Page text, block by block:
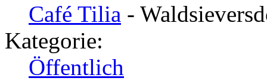
Café Tilia -
Kategorie:
Öffentlich